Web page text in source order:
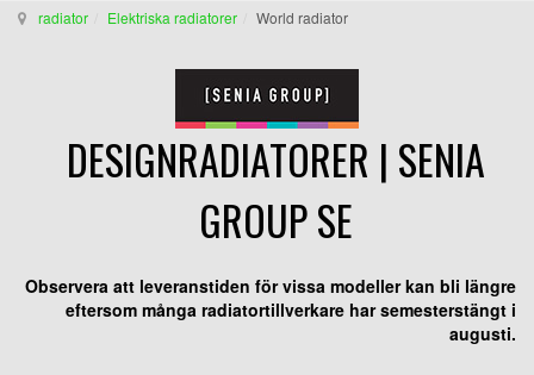
radiator Elektriska radiatorer World radiator
DESIGNRADIATORER | SENIA
GROUP SE
Observera att leveranstiden för vissa modeller kan bli längre
eftersom många radiatortillverkare har semesterstängt i
augusti.